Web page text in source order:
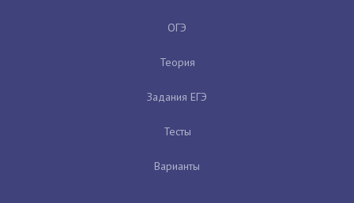
ОГЭ
Теория
Задания ЕГЭ
Тесты
Варианты